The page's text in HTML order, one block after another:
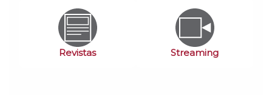
Revistas Streaming